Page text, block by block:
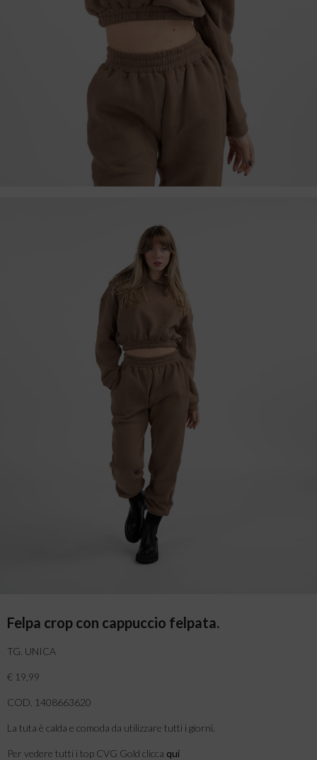
Felpa crop con cappuccio felpata.
TG. UNICA
€ 19,99
COD. 1408663620
La tuta è calda e comoda da utilizzare tutti i giorni.
Per vedere tutti i top CVG Gold clicca qui